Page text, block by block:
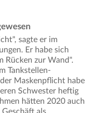
sagte er im
Er habe sich
Rücken zur Wand".
Tankstellen-
Maskenpflicht habe
Schwester heftig
hätten 2020 auch